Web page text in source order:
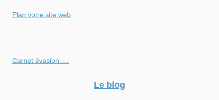
Plan votre site web
Carnet évasion :...
Le blog